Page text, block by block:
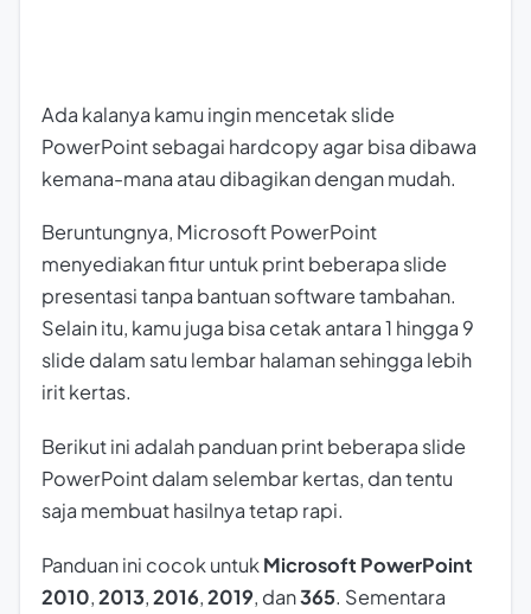
Ada kalanya kamu ingin mencetak slide
PowerPoint sebagai hardcopyagar bisa dibawa
kemana-mana atau dibagikan dengan mudah.
Beruntungnya, Microsoft PowerPoint
menyediakan fitur untuk print beberapa slide
presentasi tanpa bantuan software tambahan.
Selain itu, kamu juga bisa cetak antara 1 hingga 9
slide dalam satu lembar halaman sehingga lebih
irit kertas.
Berikut ini adalah panduan print beberapa slide
PowerPoint dalam selembar kertas, dan tentu
saja membuat hasilnya tetap rapi.
Panduan ini cocok untuk Microsoft PowerPoint
2010,2013,2016,2019, dan365. Sementara